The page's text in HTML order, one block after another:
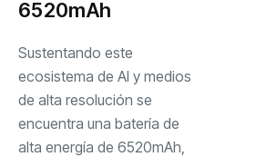
6520mAh
Sustentando este
ecosistema de AI y medios
de alta resolución se
encuentra una batería de
alta energía de 6520mAh,